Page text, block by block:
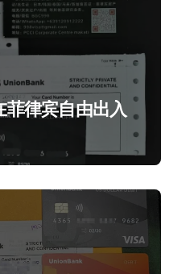
菲律宾自由出入